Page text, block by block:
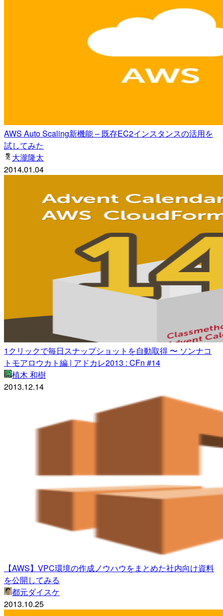
AWS Auto Scaling新機能 – 既存EC2インスタンスの活用を
試してみた
大瀧隆太
2014.01.04
1クリックで毎日スナップショットを自動取得 〜 ソンナコ
トモアロウカト編 | アドカレ2013 : CFn #14
植木 和樹
2013.12.14
【AWS】VPC環境の作成ノウハウをまとめた社内向け資料
を公開してみる
都元ダイスケ
2013.10.25